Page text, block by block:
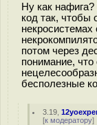
Ну как
код так, чтобы
потом через
понимание,
бесполезные
3.19 ,
[к модератору]